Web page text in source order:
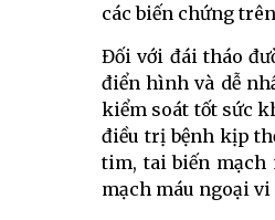
các biến chứng
Đối với đái tháo
điển hình và dễ
kiểm soát tốt sức
điều trị bệnh kịp
tim, tai biến mạch
mạch máu ngoại